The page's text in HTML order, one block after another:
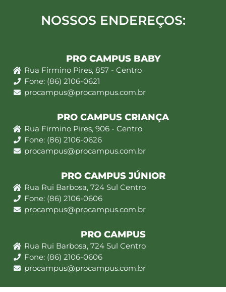
NOSSOS ENDEREÇOS:
PRO CAMPUS BABY
Rua Firmino Pires, 857 - Centro
Fone: (86) 2106-0621
procampus@procampus.com.br
PRO CAMPUS CRIANÇA
Rua Firmino Pires, 906 - Centro
Fone: (86) 2106-0626
procampus@procampus.com.br
PRO CAMPUS JÚNIOR
Rua Rui Barbosa, 724 Sul Centro
Fone: (86) 2106-0606
procampus@procampus.com.br
PRO CAMPUS
Rua Rui Barbosa, 724 Sul Centro
Fone: (86) 2106-0606
procampus@procampus.com.br